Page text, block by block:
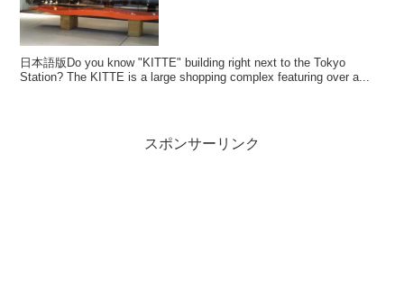
日本語版Do you know "KITTE" building right next to the Tokyo
Station? The KITTE is a large shopping complex featuring over a...
スポンサーリンク